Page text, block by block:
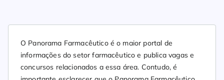
O Panorama Farmacêutico é o maior portal de
informações do setor farmacêutico e publica vagas e
concursos relacionados a essa área. Contudo, é